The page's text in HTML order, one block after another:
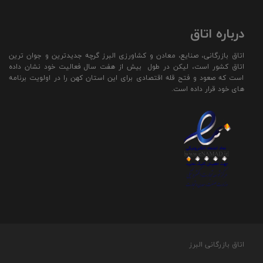
درباره اتاق
اتاق بازرگانی، صنایع، معادن و کشاورزی البرز گرچه جدیدترین و جوان ترین
اتاق کشور است، لیکن در طول بیش از هفت سال فعالیت خود نشان داده
است که صعود و فتح قله اقتصادی برای این استان کهن را در اولویت برنامه
های خود قرار داده است.
اتاق بازرگانی البرز